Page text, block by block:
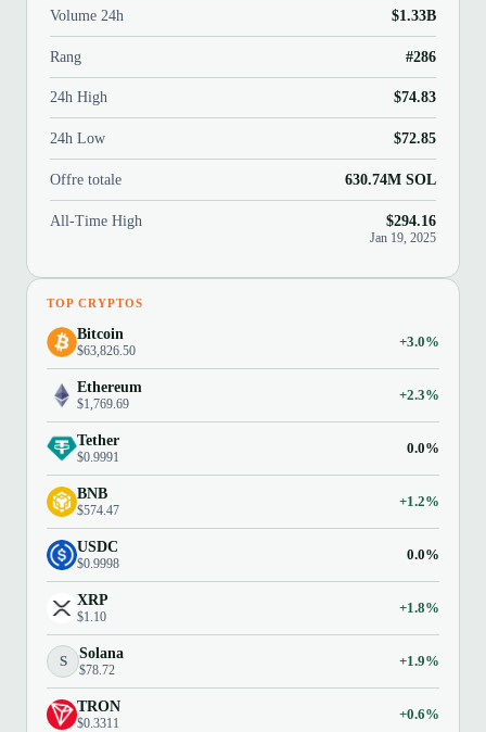
Volume 24h $1.33B
Rang #286
24h High $74.83
24h Low $72.85
Offre totale 630.74M SOL
All-Time High $294.16
Jan 19, 2025
TOP CRYPTOS
Bitcoin
$63,826.50
+3.0%
Ethereum
$1,769.69
+2.3%
Tether
$0.9991
0.0%
BNB
$574.47
+1.2%
USDC
$0.9998
0.0%
XRP
$1.10
+1.8%
S Solana
$78.72
+1.9%
TRON
$0.3311
+0.6%